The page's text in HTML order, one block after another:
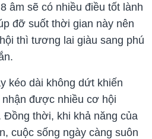
âm sẽ có nhiều điều tốt lành
đỡ suốt thời gian này nên
thì tương lai giàu sang phú
kéo dài không dứt khiến
được nhiều cơ hội
thời, khi khả năng của
cuộc sống ngày càng suôn